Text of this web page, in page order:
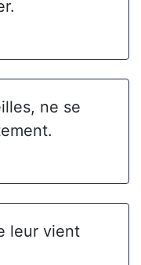
ne se
leur vient